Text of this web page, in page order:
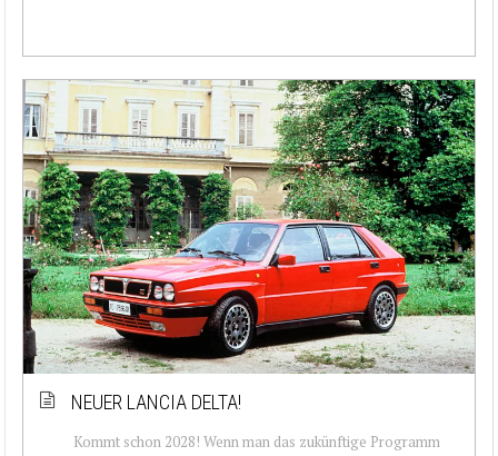
NEUER LANCIA DELTA!
Kommt schon 2028! Wenn man das zukünftige Programm